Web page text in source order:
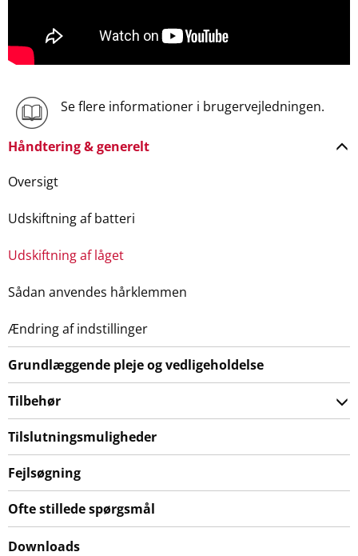
Se flere informationer i brugervejledningen.
Håndtering & generelt
Oversigt
Udskiftning af batteri
Udskiftning af låget
Sådan anvendes hårklemmen
Ændring af indstillinger
Grundlæggende pleje og vedligeholdelse
Tilbehør
Tilslutningsmuligheder
Fejlsøgning
Ofte stillede spørgsmål
Downloads